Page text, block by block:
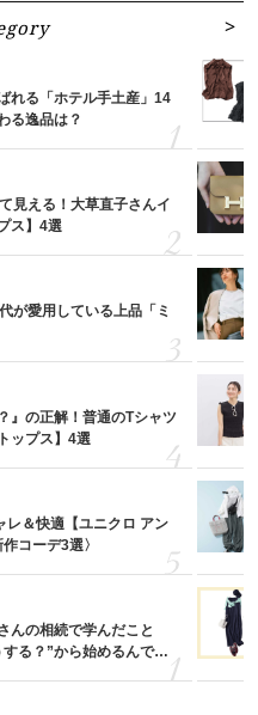
れる「ホテル手土産」14
る逸品は？
見える！大草直子さんイ
ス】4選
が愛用している上品「ミ
』の正解！普通のTシャツ
ップス】4選
レ＆快適【ユニクロ アン
コーデ3選〉
んの相続で学んだこと
する？”から始めるんで